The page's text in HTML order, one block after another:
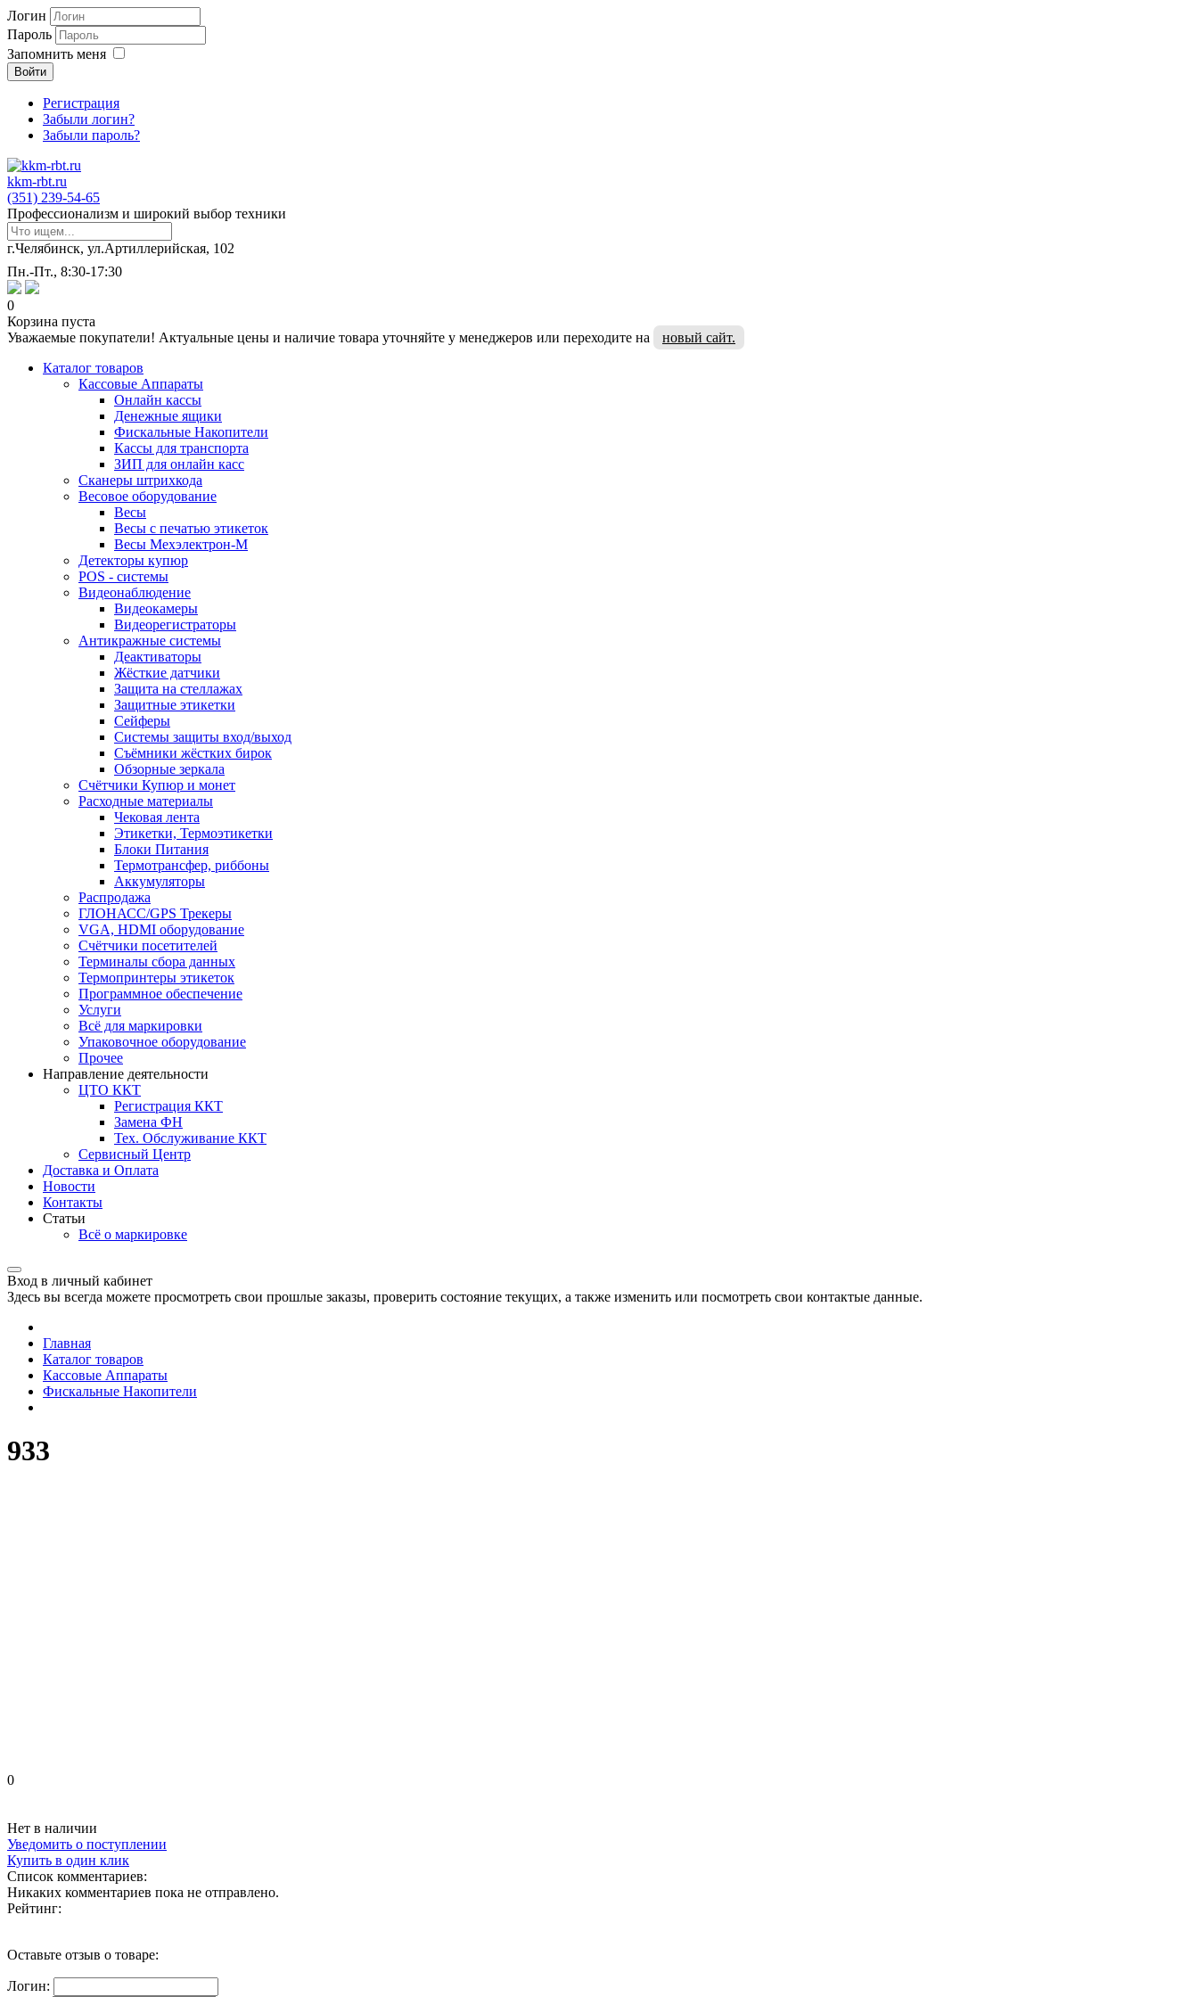
Логин
Пароль
Запомнить меня
Войти
Регистрация
Забыли логин?
Забыли пароль?
kkm-rbt.ru
(351) 239-54-65
Профессионализм и широкий выбор техники
г.Челябинск, ул.Артиллерийская, 102
Пн.-Пт., 8:30-17:30
0
Корзина пуста
Уважаемые покупатели! Актуальные цены и наличие товара уточняйте у менеджеров или переходите на
новый сайт.
Каталог товаров
Кассовые Аппараты
Онлайн кассы
Денежные ящики
Фискальные Накопители
Кассы для транспорта
ЗИП для онлайн касс
Сканеры штрихкода
Весовое оборудование
Весы
Весы с печатью этикеток
Весы Мехэлектрон-М
Детекторы купюр
POS - системы
Видеонаблюдение
Видеокамеры
Видеорегистраторы
Антикражные системы
Деактиваторы
Жёсткие датчики
Защита на стеллажах
Защитные этикетки
Сейферы
Системы защиты вход/выход
Съёмники жёстких бирок
Обзорные зеркала
Счётчики Купюр и монет
Расходные материалы
Чековая лента
Этикетки, Термоэтикетки
Блоки Питания
Термотрансфер, риббоны
Аккумуляторы
Распродажа
ГЛОНАСС/GPS Трекеры
VGA, HDMI оборудование
Счётчики посетителей
Терминалы сбора данных
Термопринтеры этикеток
Программное обеспечение
Услуги
Всё для маркировки
Упаковочное оборудование
Прочее
Направление деятельности
ЦТО ККТ
Регистрация ККТ
Замена ФН
Тех. Обслуживание ККТ
Сервисный Центр
Доставка и Оплата
Новости
Контакты
Статьи
Всё о маркировке
Вход в личный кабинет
Здесь вы всегда можете просмотреть свои прошлые заказы, проверить состояние текущих, а также изменить или посмотреть свои контактые данные.
Главная
Каталог товаров
Кассовые Аппараты
Фискальные Накопители
933
0
Нет в наличии
Уведомить о поступлении
Купить в один клик
Список комментариев:
Никаких комментариев пока не отправлено.
Рейтинг:
Оставьте отзыв о товаре:
Логин: